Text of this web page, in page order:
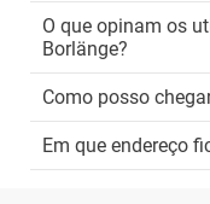
O que opinam os
Borlänge?
Como posso
Em que endereço